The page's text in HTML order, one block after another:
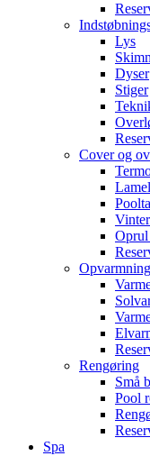
Lys
Dyser
Stiger
Cover og
Oprul
Opvarmning
Rengøring
Små
Pool
Spa